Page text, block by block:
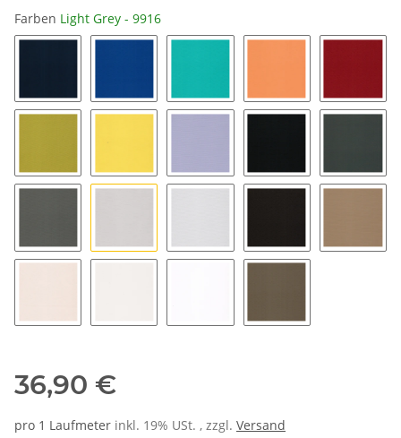
Farben Light Grey - 9916
Pacific - 9947Azur - 9927 Turquoise - 9938Peach - 9929Red
Lemon - 9918Sun - 9915 Mauve - 9969Black - 9902 Basalt -
Grey - 9936 Light Grey - 9916Silver - 9906Dark Brown - 9984
36,90 €
pro 1 Laufmeter inkl. 19% USt. , zzgl. Versand